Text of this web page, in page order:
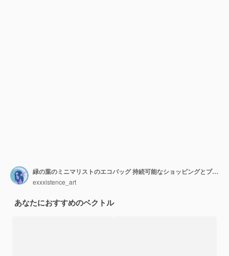
緑の葉のミニマリストのエコバッグ 持続可能なショッピングとプラスチックの再利用可能な代替品
exxxistence_art
あなたにおすすめのベクトル